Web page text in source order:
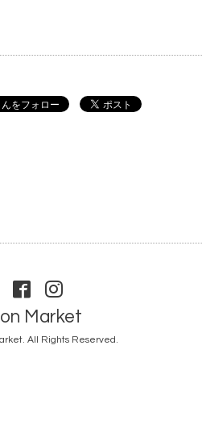
Market
. All Rights Reserved.